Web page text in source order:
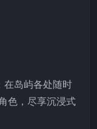
在岛屿各处随时
色，尽享沉浸式